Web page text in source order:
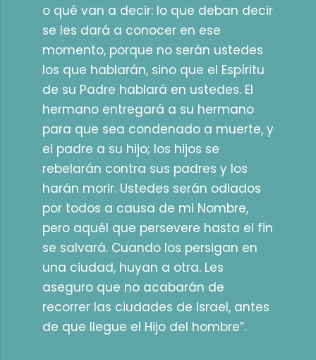
o qué van a decir: lo que deban decir
se les dará a conocer en ese
momento, porque no serán ustedes
los que hablarán, sino que el Espíritu
de su Padre hablará en ustedes. El
hermano entregará a su hermano
para que sea condenado a muerte, y
el padre a su hijo; los hijos se
rebelarán contra sus padres y los
harán morir. Ustedes serán odiados
por todos a causa de mi Nombre,
pero aquél que persevere hasta el fin
se salvará. Cuando los persigan en
una ciudad, huyan a otra. Les
aseguro que no acabarán de
recorrer las ciudades de Israel, antes
de que llegue el Hijo del hombre”.